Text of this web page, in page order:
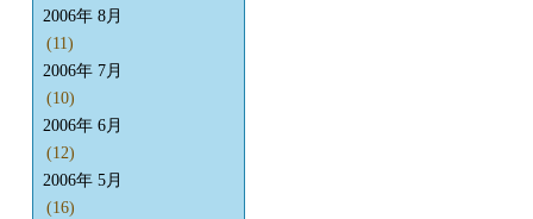
2006年 8月
(11)
2006年 7月
(10)
2006年 6月
(12)
2006年 5月
(16)